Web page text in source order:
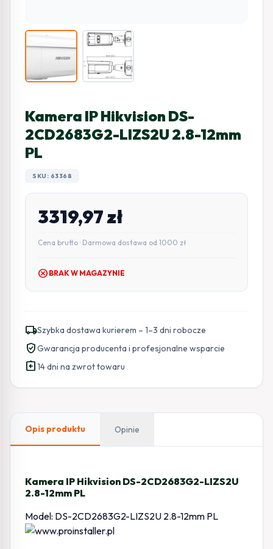
Kamera IP Hikvision DS-
2CD2683G2-LIZS2U 2.8-12mm
PL
SKU: 63368
3319,97zł
Cena brutto · Darmowa dostawa od 1000 zł
cancel BRAK W MAGAZYNIE
local_shippingSzybka dostawa kurierem – 1–3 dni robocze
verified_userGwarancja producenta i profesjonalne wsparcie
assignment_return14 dni na zwrot towaru
Opis produktu Opinie
Kamera IP Hikvision DS-2CD2683G2-LIZS2U
2.8-12mm PL
Model: DS-2CD2683G2-LIZS2U 2.8-12mm PL